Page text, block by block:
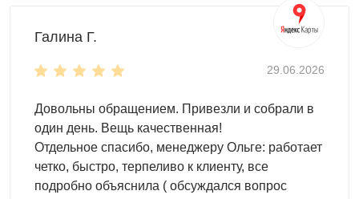
Галина Г.
29.06.2026
Довольны обращением. Привезли и собрали в
один день. Вещь качественная!
Отдельное спасибо, менеджеру Ольге: работает
четко, быстро, терпеливо к клиенту, все
подробно объяснила ( обсуждался вопрос